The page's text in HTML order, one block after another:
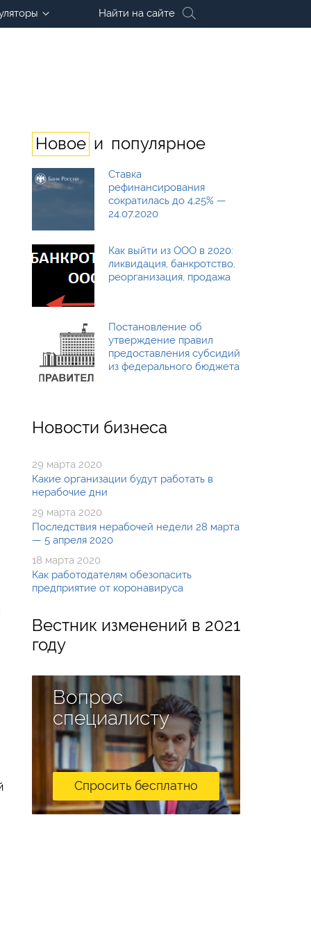
Найти на сайте
Новое и популярное
Ставка
рефинансирования
сократилась до 4,25% —
24.07.2020
Как выйти из ООО в 2020:
ликвидация, банкротство,
реорганизация, продажа
Постановление об
утверждение правил
предоставления субсидий
из федерального бюджета
Новости бизнеса
29 марта 2020
Какие организации будут работать в
нерабочие дни
29 марта 2020
Последствия нерабочей недели 28 марта
— 5 апреля 2020
18 марта 2020
Как работодателям обезопасить
предприятие от коронавируса
Вестник изменений в 2021
году
Вопрос
специалисту
Спросить бесплатно